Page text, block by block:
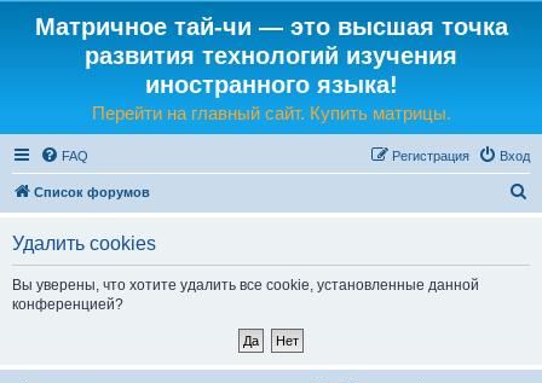
Матричное тай-чи — это высшая точка
развития технологий изучения
иностранного языка!
Перейти на главный сайт. Купить матрицы.
FAQ Вход
Регистрация
Список форумов
Удалить cookies
Вы уверены, что хотите удалить все cookie, установленные данной
конференцией?